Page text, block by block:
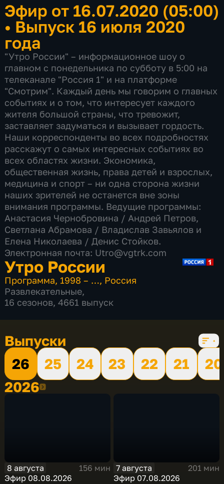
Эфир от 16.07.2020 (05:00)
• Выпуск 16 июля 2020
года
"Утро России" – информационное шоу о
главном с понедельника по субботу в 5:00 на
телеканале "Россия 1" и на платформе
"Смотрим". Каждый день мы говорим о главных
событиях и о том, что интересует каждого
жителя большой страны, что тревожит,
заставляет задуматься и вызывает гордость.
Наши корреспонденты во всех подробностях
расскажут о самых интересных событиях во
всех областях жизни. Экономика,
общественная жизнь, права детей и взрослых,
медицина и спорт – ни одна сторона жизни
наших зрителей не останется вне зоны
внимания программы. Ведущие программы:
Анастасия Чернобровина / Андрей Петров,
Светлана Абрамова​ / Владислав Завьялов и
Елена Николаева / Денис Стойков.
Электронная почта: Utro@vgtrk.com
Утро России
Программа, 1998 – …, Россия
Развлекательные,
16 сезонов, 4661 выпуск
Выпуски
26
25 24 23 22 21
20
20262026
8 августа
156 мин
Эфир 08.08.2026
7 августа
201 мин
Эфир 07.08.2026